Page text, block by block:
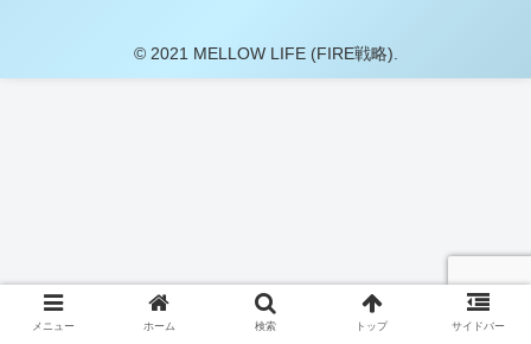
© 2021 MELLOW LIFE (FIRE戦略).
メニュー ホーム 検索 トップ サイドバー